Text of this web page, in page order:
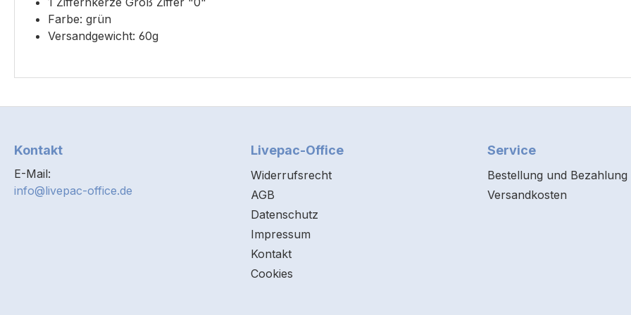
Farbe: grün
Versandgewicht: 60g
Kontakt
E-Mail:
info@livepac-office.de
Livepac-Office
Widerrufsrecht
AGB
Datenschutz
Impressum
Kontakt
Cookies
Service
Bestellung und Bezahlung
Versandkosten